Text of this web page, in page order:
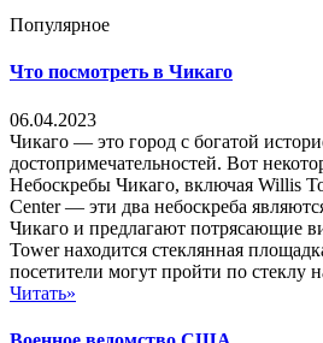
Популярное
Что посмотреть в Чикаго
06.04.2023
Чикаго — это город с богатой
достопримечательностей. Вот
Небоскребы Чикаго, включая Willis
Center — эти два небоскреба
Чикаго и предлагают потрясающие
Tower находится стеклянная
посетители могут пройти по стеклу
Читать»